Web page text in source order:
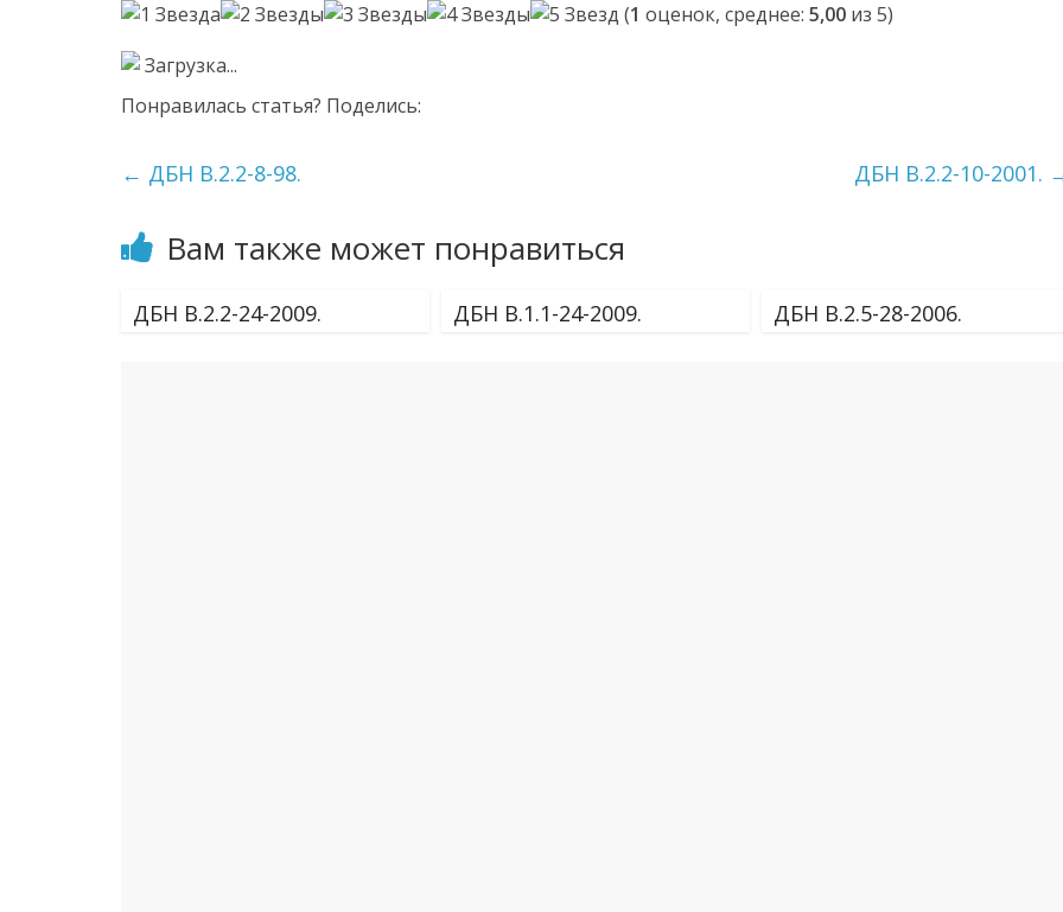
(1 оценок, среднее: 5,00 из 5)
Загрузка...
Понравилась статья? Поделись:
← ДБН В.2.2-8-98. ДБН В.2.2-10-2001.
Вам также может понравиться
ДБН В.2.2-24-2009. ДБН В.1.1-24-2009. ДБН В.2.5-28-2006.